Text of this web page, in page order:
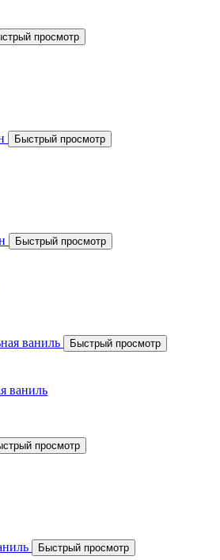
просмотр
Быстрый просмотр
Быстрый просмотр
Быстрый просмотр
ваниль
просмотр
Быстрый просмотр